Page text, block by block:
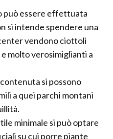
può essere effettuata
si intende spendere una
vendono ciottoli
molto verosimiglianti a
si possono
a quei parchi montani
minimale si può optare
su cui porre piante